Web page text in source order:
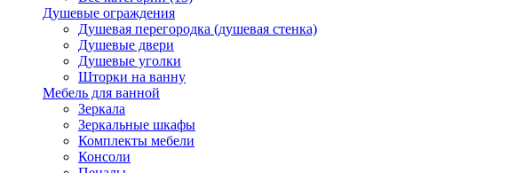
Душевые ограждения
Душевая перегородка (душевая стенка)
Душевые двери
Душевые уголки
Шторки на ванну
Мебель для ванной
Зеркала
Зеркальные шкафы
Комплекты мебели
Консоли